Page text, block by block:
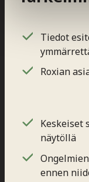
Tiedot
Roxian
Keskeiset
näytöllä
ennen